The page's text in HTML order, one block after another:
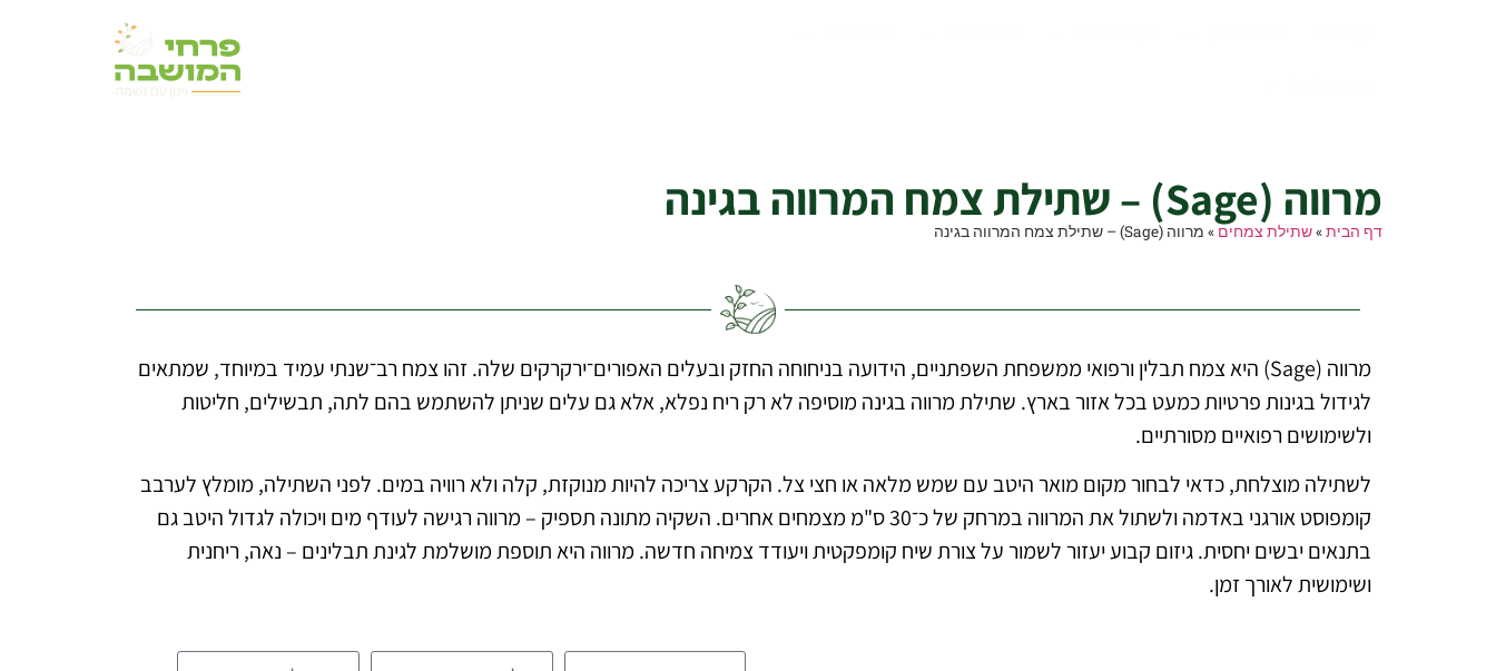
מרווה (Sage) – שתילת צמח המרווה בגינה
דף הבית»שתילת צמחים » מרווה (Sage) – שתילת צמח המרווה בגינה
מרווה (Sage) היא צמח תבלין ורפואי ממשפחת השפתניים, הידועה בניחוחה החזק ובעלים האפורים־ירקרקים שלה. זהו צמח רב־שנתי עמיד במיוחד, שמתאים
לגידול בגינות פרטיות כמעט בכל אזור בארץ. שתילת מרווה בגינה מוסיפה לא רק ריח נפלא, אלא גם עלים שניתן להשתמש בהם לתה, תבשילים, חליטות
ולשימושים רפואיים מסורתיים.
לשתילה מוצלחת, כדאי לבחור מקום מואר היטב עם שמש מלאה או חצי צל. הקרקע צריכה להיות מנוקזת, קלה ולא רוויה במים. לפני השתילה, מומלץ לערבב
קומפוסט אורגני באדמה ולשתול את המרווה במרחק של כ־30 ס"מ מצמחים אחרים. השקיה מתונה תספיק – מרווה רגישה לעודף מים ויכולה לגדול היטב גם
בתנאים יבשים יחסית. גיזום קבוע יעזור לשמור על צורת שיח קומפקטית ויעודד צמיחה חדשה. מרווה היא תוספת מושלמת לגינת תבלינים – נאה, ריחנית
ושימושית לאורך זמן.